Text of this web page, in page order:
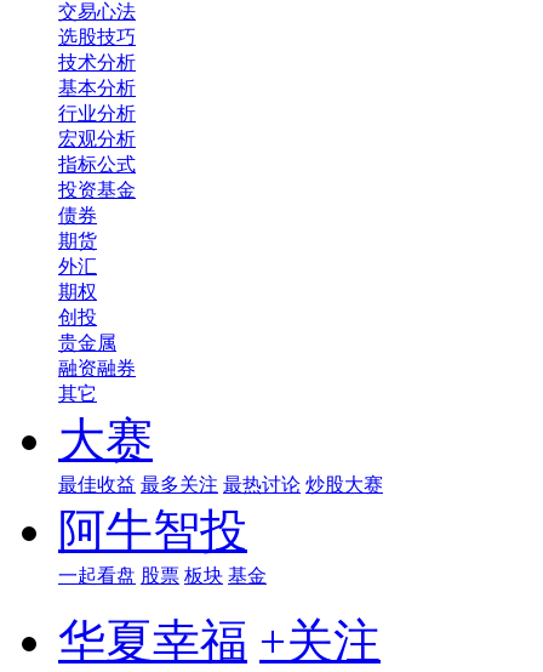
交易心法
选股技巧
技术分析
基本分析
行业分析
宏观分析
指标公式
投资基金
债券
期货
外汇
期权
创投
贵金属
融资融券
其它
大赛
最佳收益 最多关注 最热讨论 炒股大赛
阿牛智投
一起看盘 股票 板块 基金
华夏幸福 +关注